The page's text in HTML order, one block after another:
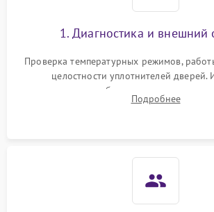
1. Диагностика и внешний
Проверка температурных режимов,
целостности уплотнителей дверей.
сопротивления обмоток мотора,
считывание кодов ошибок с
Подробнее